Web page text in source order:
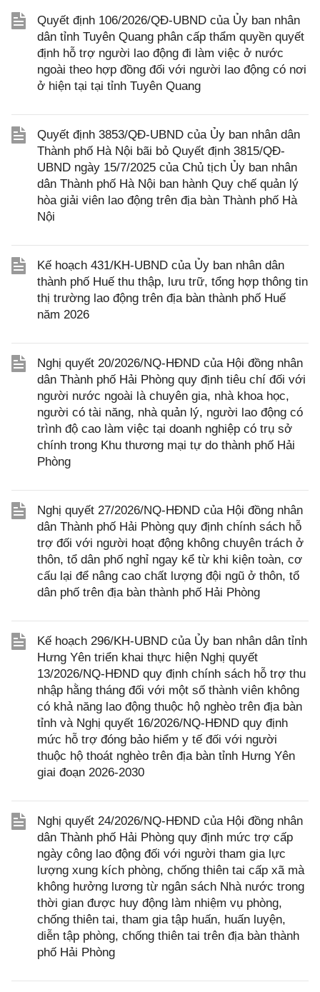
Quyết định 106/2026/QĐ-UBND của Ủy ban nhân
dân tỉnh Tuyên Quang phân cấp thẩm quyền quyết
định hỗ trợ người lao động đi làm việc ở nước
ngoài theo hợp đồng đối với người lao động có nơi
ở hiện tại tại tỉnh Tuyên Quang
Quyết định 3853/QĐ-UBND của Ủy ban nhân dân
Thành phố Hà Nội bãi bỏ Quyết định 3815/QĐ-
UBND ngày 15/7/2025 của Chủ tịch Ủy ban nhân
dân Thành phố Hà Nội ban hành Quy chế quản lý
hòa giải viên lao động trên địa bàn Thành phố Hà
Nội
Kế hoạch 431/KH-UBND của Ủy ban nhân dân
thành phố Huế thu thập, lưu trữ, tổng hợp thông tin
thị trường lao động trên địa bàn thành phố Huế
năm 2026
Nghị quyết 20/2026/NQ-HĐND của Hội đồng nhân
dân Thành phố Hải Phòng quy định tiêu chí đối với
người nước ngoài là chuyên gia, nhà khoa học,
người có tài năng, nhà quản lý, người lao động có
trình độ cao làm việc tại doanh nghiệp có trụ sở
chính trong Khu thương mại tự do thành phố Hải
Phòng
Nghị quyết 27/2026/NQ-HĐND của Hội đồng nhân
dân Thành phố Hải Phòng quy định chính sách hỗ
trợ đối với người hoạt động không chuyên trách ở
thôn, tổ dân phố nghỉ ngay kể từ khi kiện toàn, cơ
cấu lại để nâng cao chất lượng đội ngũ ở thôn, tổ
dân phố trên địa bàn thành phố Hải Phòng
Kế hoạch 296/KH-UBND của Ủy ban nhân dân tỉnh
Hưng Yên triển khai thực hiện Nghị quyết
13/2026/NQ-HĐND quy định chính sách hỗ trợ thu
nhập hằng tháng đối với một số thành viên không
có khả năng lao động thuộc hộ nghèo trên địa bàn
tỉnh và Nghị quyết 16/2026/NQ-HĐND quy định
mức hỗ trợ đóng bảo hiểm y tế đối với người
thuộc hộ thoát nghèo trên địa bàn tỉnh Hưng Yên
giai đoạn 2026-2030
Nghị quyết 24/2026/NQ-HĐND của Hội đồng nhân
dân Thành phố Hải Phòng quy định mức trợ cấp
ngày công lao động đối với người tham gia lực
lượng xung kích phòng, chống thiên tai cấp xã mà
không hưởng lương từ ngân sách Nhà nước trong
thời gian được huy động làm nhiệm vụ phòng,
chống thiên tai, tham gia tập huấn, huấn luyện,
diễn tập phòng, chống thiên tai trên địa bàn thành
phố Hải Phòng